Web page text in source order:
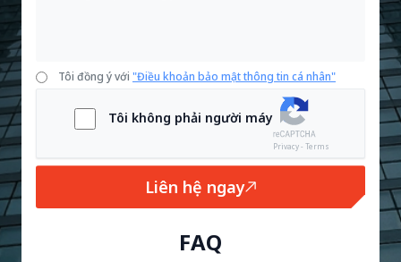
Tôi đồng ý với "Điều khoản bảo mật thông tin cá nhân"
Tôi không phải người máy
Privacy - Terms
Liên hệ ngay
FAQ